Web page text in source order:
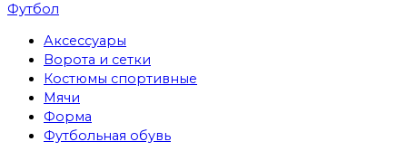
Футбол
Аксессуары
Ворота и сетки
Костюмы спортивные
Мячи
Форма
Футбольная обувь